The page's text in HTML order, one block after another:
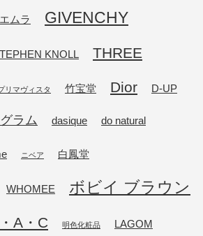
ムラ GIVENCHY
KNOLL THREE
リマヴィスタ 竹宝堂 Dior D-UP
ラム dasique do natural
ニベア 白鳳堂
WHOMEE ボビイ ブラウン
A・C 明色化粧品 LAGOM